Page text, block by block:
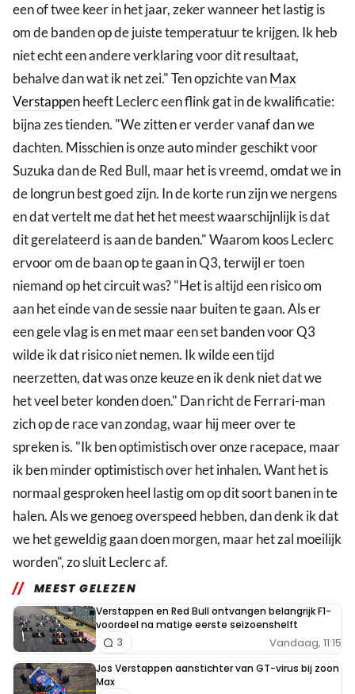
een of twee keer in het jaar, zeker wanneer het lastig is
om de banden op de juiste temperatuur te krijgen. Ik heb
niet echt een andere verklaring voor dit resultaat,
behalve dan wat ik net zei." Ten opzichte vanMax
Verstappenheeft Leclerc een flink gat in de kwalificatie:
bijna zes tienden. "We zitten er verder vanaf dan we
dachten. Misschien is onze auto minder geschikt voor
Suzuka dan de Red Bull, maar het is vreemd, omdat we in
de longrun best goed zijn. In de korte run zijn we nergens
en dat vertelt me dat het het meest waarschijnlijk is dat
dit gerelateerd is aan de banden." Waarom koos Leclerc
ervoor om de baan op te gaan in Q3, terwijl er toen
niemand op het circuit was? "Het is altijd een risico om
aan het einde van de sessie naar buiten te gaan. Als er
een gele vlag is en met maar een set banden voor Q3
wilde ik dat risico niet nemen. Ik wilde een tijd
neerzetten, dat was onze keuze en ik denk niet dat we
het veel beter konden doen." Dan richt de Ferrari-man
zich op de race van zondag, waar hij meer over te
spreken is. "Ik ben optimistisch over onze racepace, maar
ik ben minder optimistisch over het inhalen. Want het is
normaal gesproken heel lastig om op dit soort banen in te
halen. Als we genoeg overspeed hebben, dan denk ik dat
we het geweldig gaan doen morgen, maar het zal moeilijk
worden", zo sluit Leclerc af.
MEEST GELEZEN
Verstappen en Red Bull ontvangen belangrijk F1-
voordeel na matige eerste seizoenshelft
Vandaag, 11:15
3
Jos Verstappen aanstichter van GT-virus bij zoon
Max